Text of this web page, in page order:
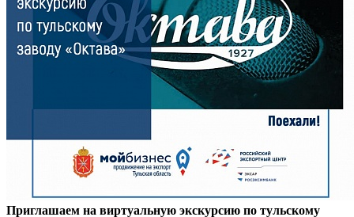
Приглашаем на виртуальную экскурсию по тульскому